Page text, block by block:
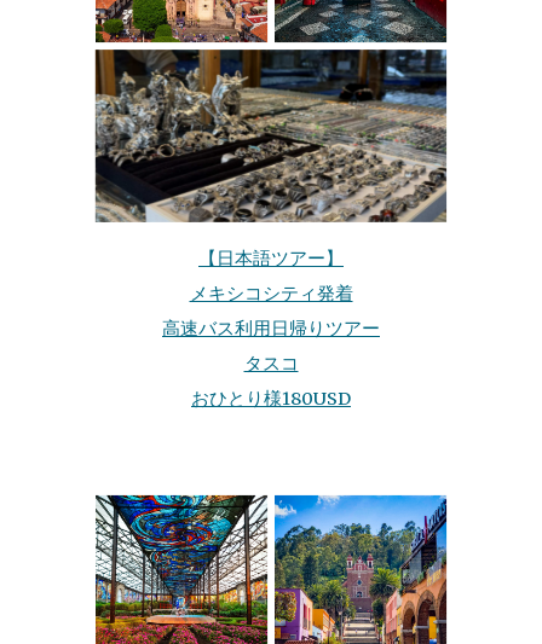
【日本語ツアー】
メキシコシティ発着
高速バス利用日帰りツアー
タスコ
おひとり様180USD